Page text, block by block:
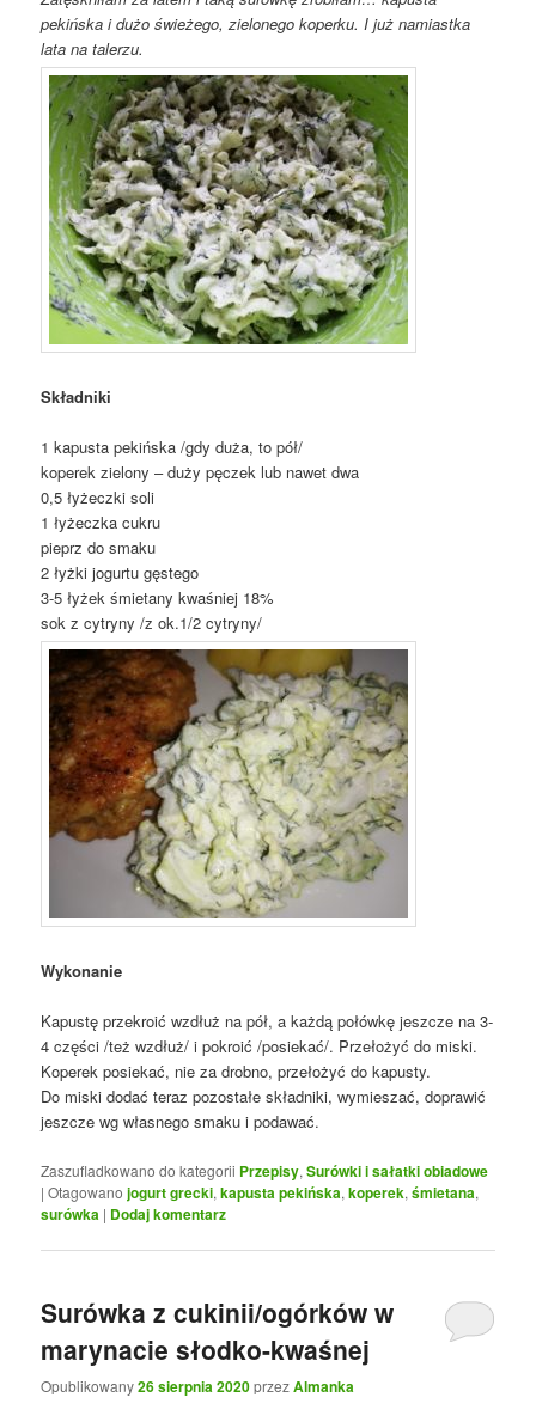
pekińska i dużo świeżego, zielonego koperku. I już namiastka
lata na talerzu.
Składniki
1 kapusta pekińska /gdy duża, to pół/
koperek zielony – duży pęczek lub nawet dwa
0,5 łyżeczki soli
1 łyżeczka cukru
pieprz do smaku
2 łyżki jogurtu gęstego
3-5 łyżek śmietany kwaśniej 18%
sok z cytryny /z ok.1/2 cytryny/
Wykonanie
Kapustę przekroić wzdłuż na pół, a każdą połówkę jeszcze na 3-
4 części /też wzdłuż/ i pokroić /posiekać/. Przełożyć do miski.
Koperek posiekać, nie za drobno, przełożyć do kapusty.
Do miski dodać teraz pozostałe składniki, wymieszać, doprawić
jeszcze wg własnego smaku i podawać.
Zaszufladkowano do kategorii Przepisy,Surówki i sałatki obiadowe
|Otagowano jogurt grecki,kapusta pekińska,koperek,śmietana,
surówka | Dodaj komentarz
Surówka z cukinii/ogórków w
marynacie słodko-kwaśnej
Opublikowany26 sierpnia 2020przezAlmanka